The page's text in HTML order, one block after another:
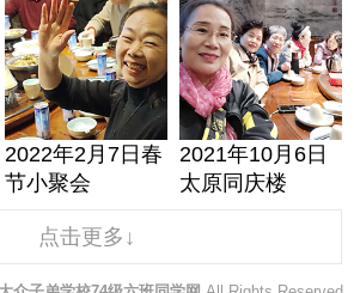
2022年2月7日春
节小聚会
2021年10月6日
太原同庆楼
点击更多↓